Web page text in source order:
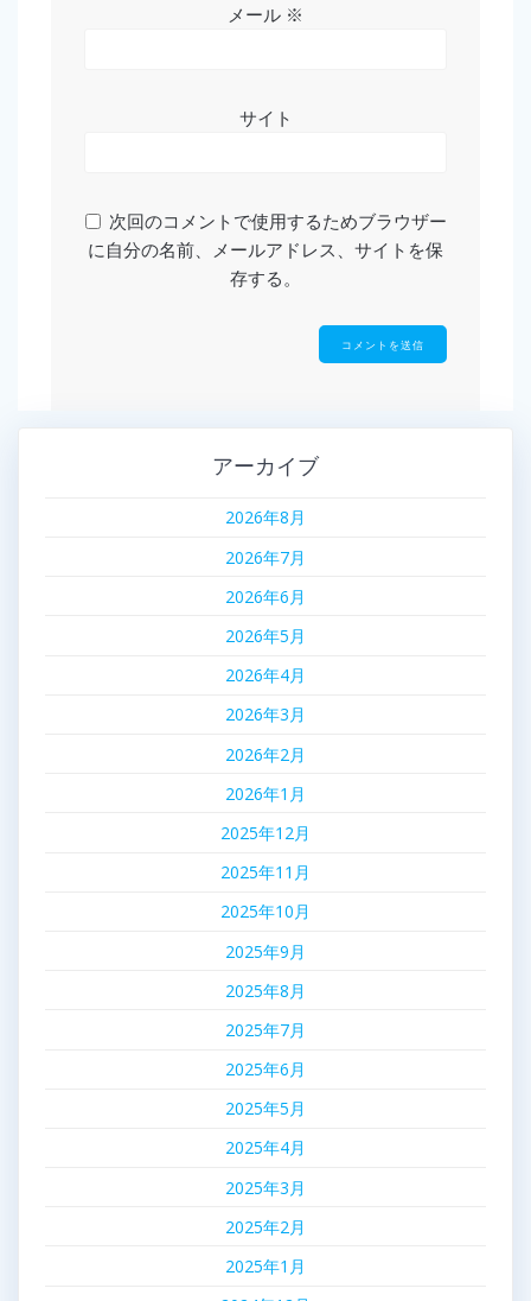
メール ※
サイト
次回のコメントで使用するためブラウザー
に自分の名前、メールアドレス、サイトを保
存する。
アーカイブ
2026年8月
2026年7月
2026年6月
2026年5月
2026年4月
2026年3月
2026年2月
2026年1月
2025年12月
2025年11月
2025年10月
2025年9月
2025年8月
2025年7月
2025年6月
2025年5月
2025年4月
2025年3月
2025年2月
2025年1月